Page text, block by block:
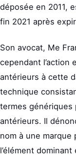
déposée en 2011,
fin 2021 après
Son avocat, Me
cependant l’action
antérieurs à cette
technique
termes
antérieurs. Il
nom à une
l’élément